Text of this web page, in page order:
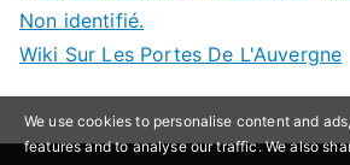
Non identifié.
Wiki Sur Les Portes De L'Auvergne
We use cookies to personalise content and
features and to analyse our traffic. We also